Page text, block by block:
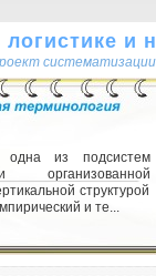
и
одна из подсистем
организованной
структурой
и те...
развития общества